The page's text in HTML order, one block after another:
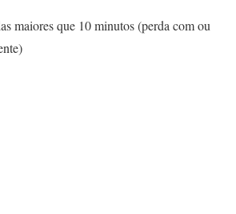
maiores que 10 minutos (perda com ou